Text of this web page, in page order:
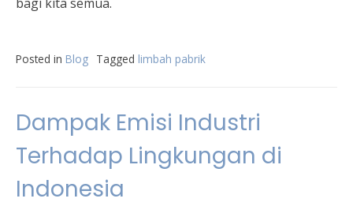
Posted in Blog Tagged limbah pabrik
Dampak Emisi Industri
Terhadap Lingkungan di
Indonesia